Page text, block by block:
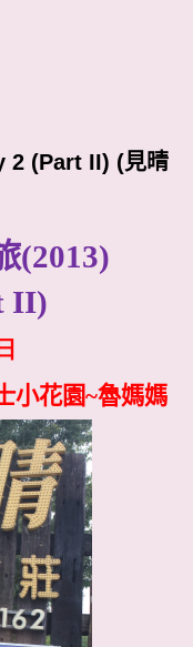
2 (Part II) (見晴
(2013)
II)
小花園~魯媽媽